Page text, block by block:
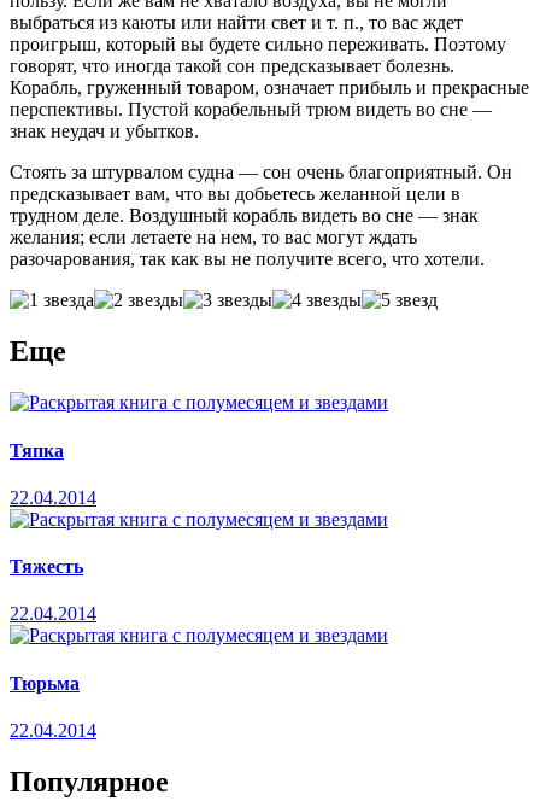
выбраться из каюты или найти свет и т. п., то вас ждет
проигрыш, который вы будете сильно переживать. Поэтому
говорят, что иногда такой сон предсказывает болезнь.
Корабль, груженный товаром, означает прибыль и прекрасные
перспективы. Пустой корабельный трюм видеть во сне —
знак неудач и убытков.
Стоять за штурвалом судна — сон очень благоприятный. Он
предсказывает вам, что вы добьетесь желанной цели в
трудном деле. Воздушный корабль видеть во сне — знак
желания; если летаете на нем, то вас могут ждать
разочарования, так как вы не получите всего, что хотели.
Еще
Тяпка
22.04.2014
Тяжесть
22.04.2014
Тюрьма
22.04.2014
Популярное